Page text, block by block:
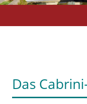
Das